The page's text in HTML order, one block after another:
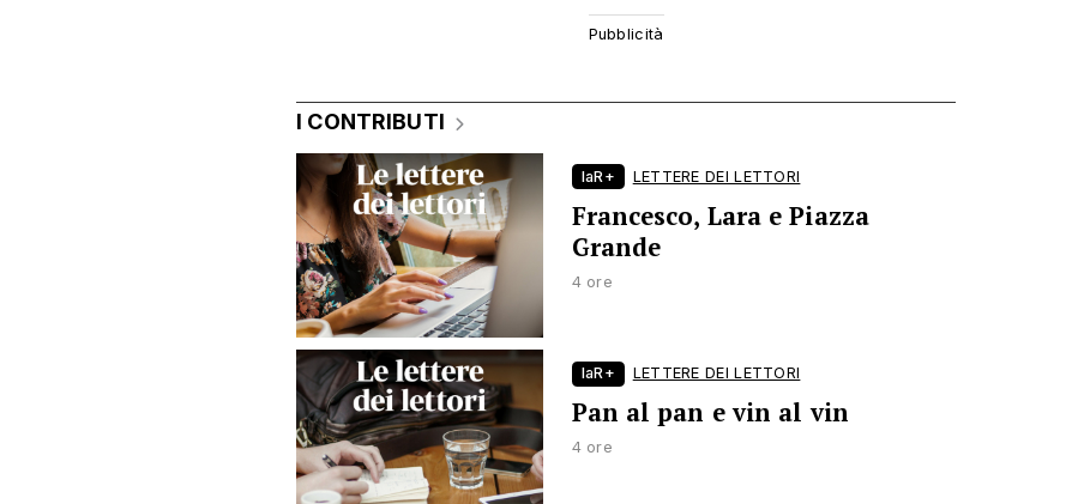
I CONTRIBUTI
laR+ LETTERE DEI LETTORI
Francesco, Lara e Piazza
Grande
4 ore
laR+ LETTERE DEI LETTORI
Pan al pan e vin al vin
4 ore